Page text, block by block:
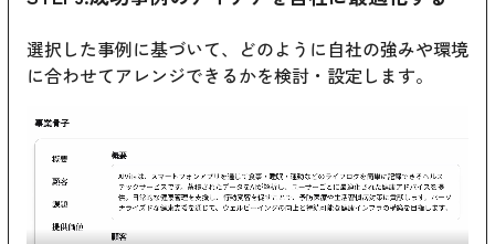
選択した事例に基づいて、どのように自社の強みや環境
に合わせてアレンジできるかを検討・設定します。